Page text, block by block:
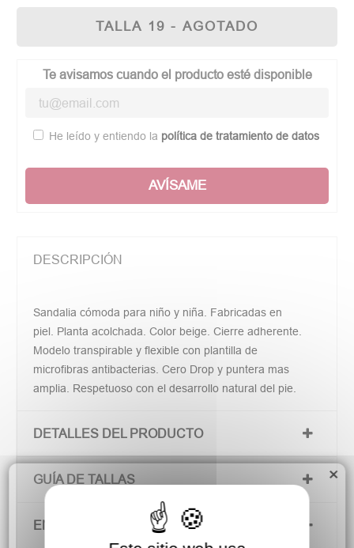
TALLA 19 - AGOTADO
Te avisamos cuando el producto esté disponible
He leído y entiendo la política de tratamiento de datos
AVÍSAME
DESCRIPCIÓN
Sandalia cómoda para niño y niña. Fabricadas en
piel. Planta acolchada. Color beige. Cierre adherente.
Modelo transpirable y flexible con plantilla de
microfibras antibacterias. Cero Drop y puntera mas
amplia. Respetuoso con el desarrollo natural del pie.
DETALLES DEL PRODUCTO
GUÍA DE TALLAS
ENVÍOS Y DEVOLUCIONES
×